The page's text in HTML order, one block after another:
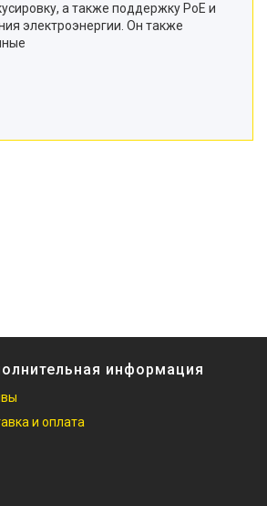
а также поддержку PoE и
электроэнергии. Он также
информация
и оплата